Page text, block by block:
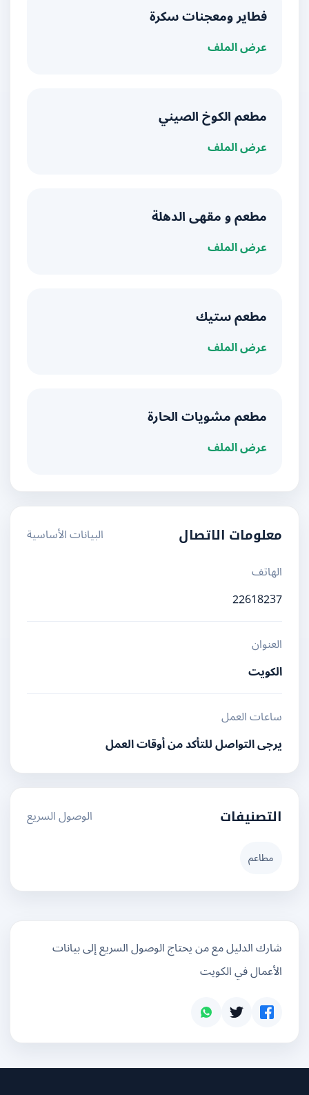
فطاير ومعجنات سكرة
عرض الملف
مطعم الكوخ الصيني
عرض الملف
مطعم و مقهى الدهلة
عرض الملف
مطعم ستيك
عرض الملف
مطعم مشويات الحارة
عرض الملف
معلومات الاتصال
البيانات الأساسية
الهاتف
22618237
العنوان
الكويت
ساعات العمل
يرجى التواصل للتأكد من أوقات العمل
التصنيفات الوصول السريع
شارك الدليل مع من يحتاج الوصول السريع إلى بيانات
الأعمال في الكويت